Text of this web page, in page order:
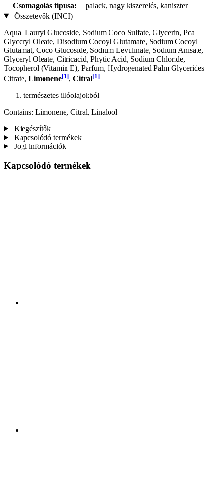
Csomagolás típusa:
palack, nagy kiszerelés, kaniszter
Összetevők (INCI)
Aqua, Lauryl Glucoside, Sodium Coco­ Sulfate, Glycerin, Pca
Glyceryl Oleate, Disodium Cocoyl Glutamate, Sodium Cocoyl
Glutamat, Coco Glucoside, Sodium Levulinate, Sodium Anisate,
Glyceryl Oleate, Citricacid, Phytic Acid, Sodium Chloride,
Tocopherol (Vitamin E), Parfum, Hydrogenated Palm Glycerides
Citrate, Limonene[1], Citral[1]
természetes illóolajokból
Contains: Limonene, Citral, Linalool
Kiegészítők
Kapcsolódó termékek
Jogi információk
Kapcsolódó termékek